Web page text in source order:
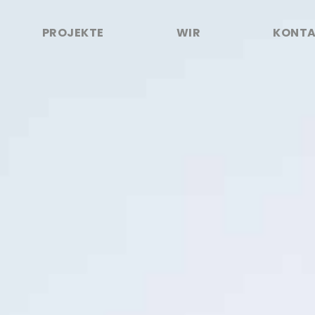
PROJEKTE WIR